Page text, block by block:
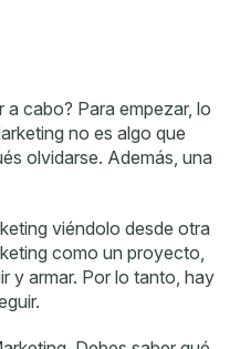
a cabo? Para empezar, lo
no es algo que
olvidarse. Además, una
viéndolo desde otra
como un proyecto,
y armar. Por lo tanto, hay